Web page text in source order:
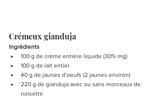
Crémeux gianduja
Ingrédients
100 g de crème entière liquide (30% mg)
100 g de lait entier
40 g de jaunes d’oeufs (2 jaunes environ)
220 g de gianduja avec ou sans morceaux de
noisette